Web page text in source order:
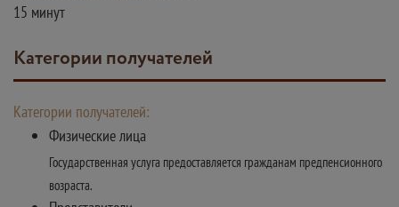
15 минут
Категории получателей
Категории получателей:
Физические лица
Государственная услуга предоставляется гражданам предпенсионного
возраста.